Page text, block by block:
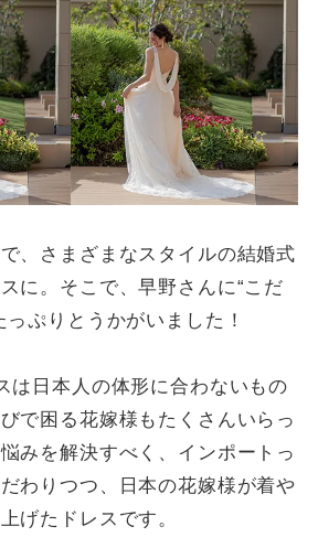
、さまざまなスタイルの結婚式
に。そこで、早野さんに“こだ
ぷりとうかがいました！
は日本人の体形に合わないもの
で困る花嫁様もたくさんいらっ
みを解決すべく、インポートっ
わりつつ、日本の花嫁様が着や
げたドレスです。